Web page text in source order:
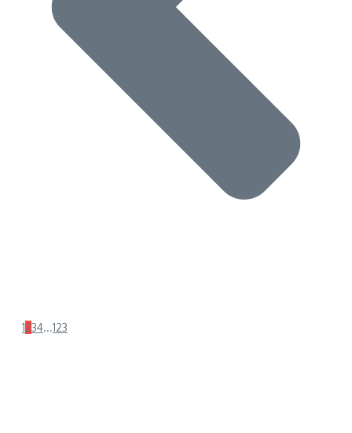
1234...123